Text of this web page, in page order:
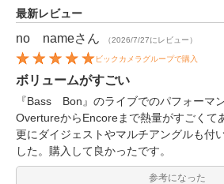
最新レビュー
no nameさん （2026/7/27にレビュー）
ビックカメラグループで購入
ボリュームがすごい
『Bass Bon』のライブでのパフォーマ
OvertureからEncoreまで熱量がすごくて
更にダイジェストやマルチアングルも付
した。購入して良かったです。
参考になった